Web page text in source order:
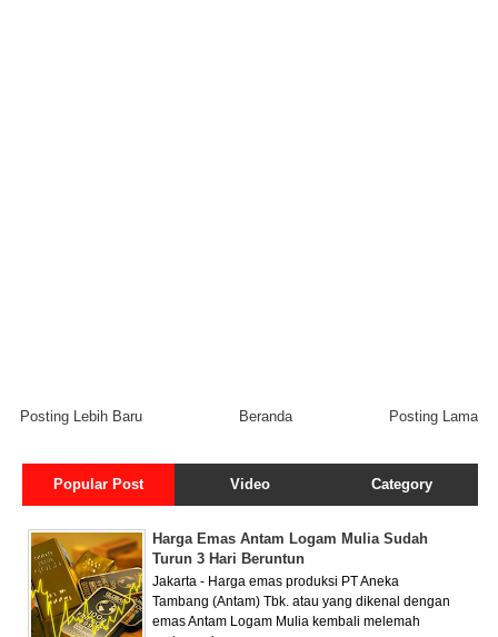
Posting Lebih Baru Posting Lama
Beranda
Popular Post Video Category
Harga Emas Antam Logam Mulia Sudah
Turun 3 Hari Beruntun
Jakarta - Harga emas produksi PT Aneka
Tambang (Antam) Tbk. atau yang dikenal dengan
emas Antam Logam Mulia kembali melemah